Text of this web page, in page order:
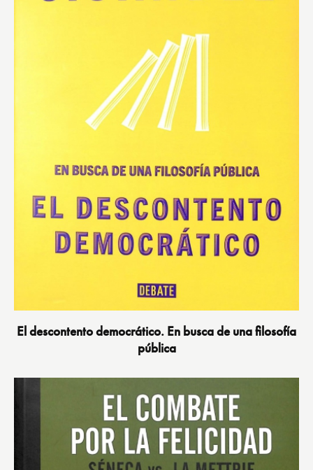
El descontento democrático. En busca de una filosofía
pública